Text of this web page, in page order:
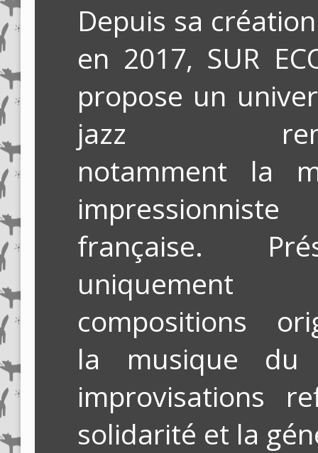
Depuis sa
en 2017, SUR
propose un
jazz
notamment la
impressionniste
française.
compositions
la musique
improvisations
solidarité et la